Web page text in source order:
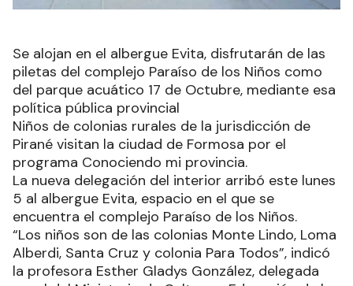
Se alojan en el albergue Evita, disfrutarán de las
piletas del complejo Paraíso de los Niños como
del parque acuático 17 de Octubre, mediante esa
política pública provincial
Niños de colonias rurales de la jurisdicción de
Pirané visitan la ciudad de Formosa por el
programa Conociendo mi provincia.
La nueva delegación del interior arribó este lunes
5 al albergue Evita, espacio en el que se
encuentra el complejo Paraíso de los Niños.
“Los niños son de las colonias Monte Lindo, Loma
Alberdi, Santa Cruz y colonia Para Todos”, indicó
la profesora Esther Gladys González, delegada